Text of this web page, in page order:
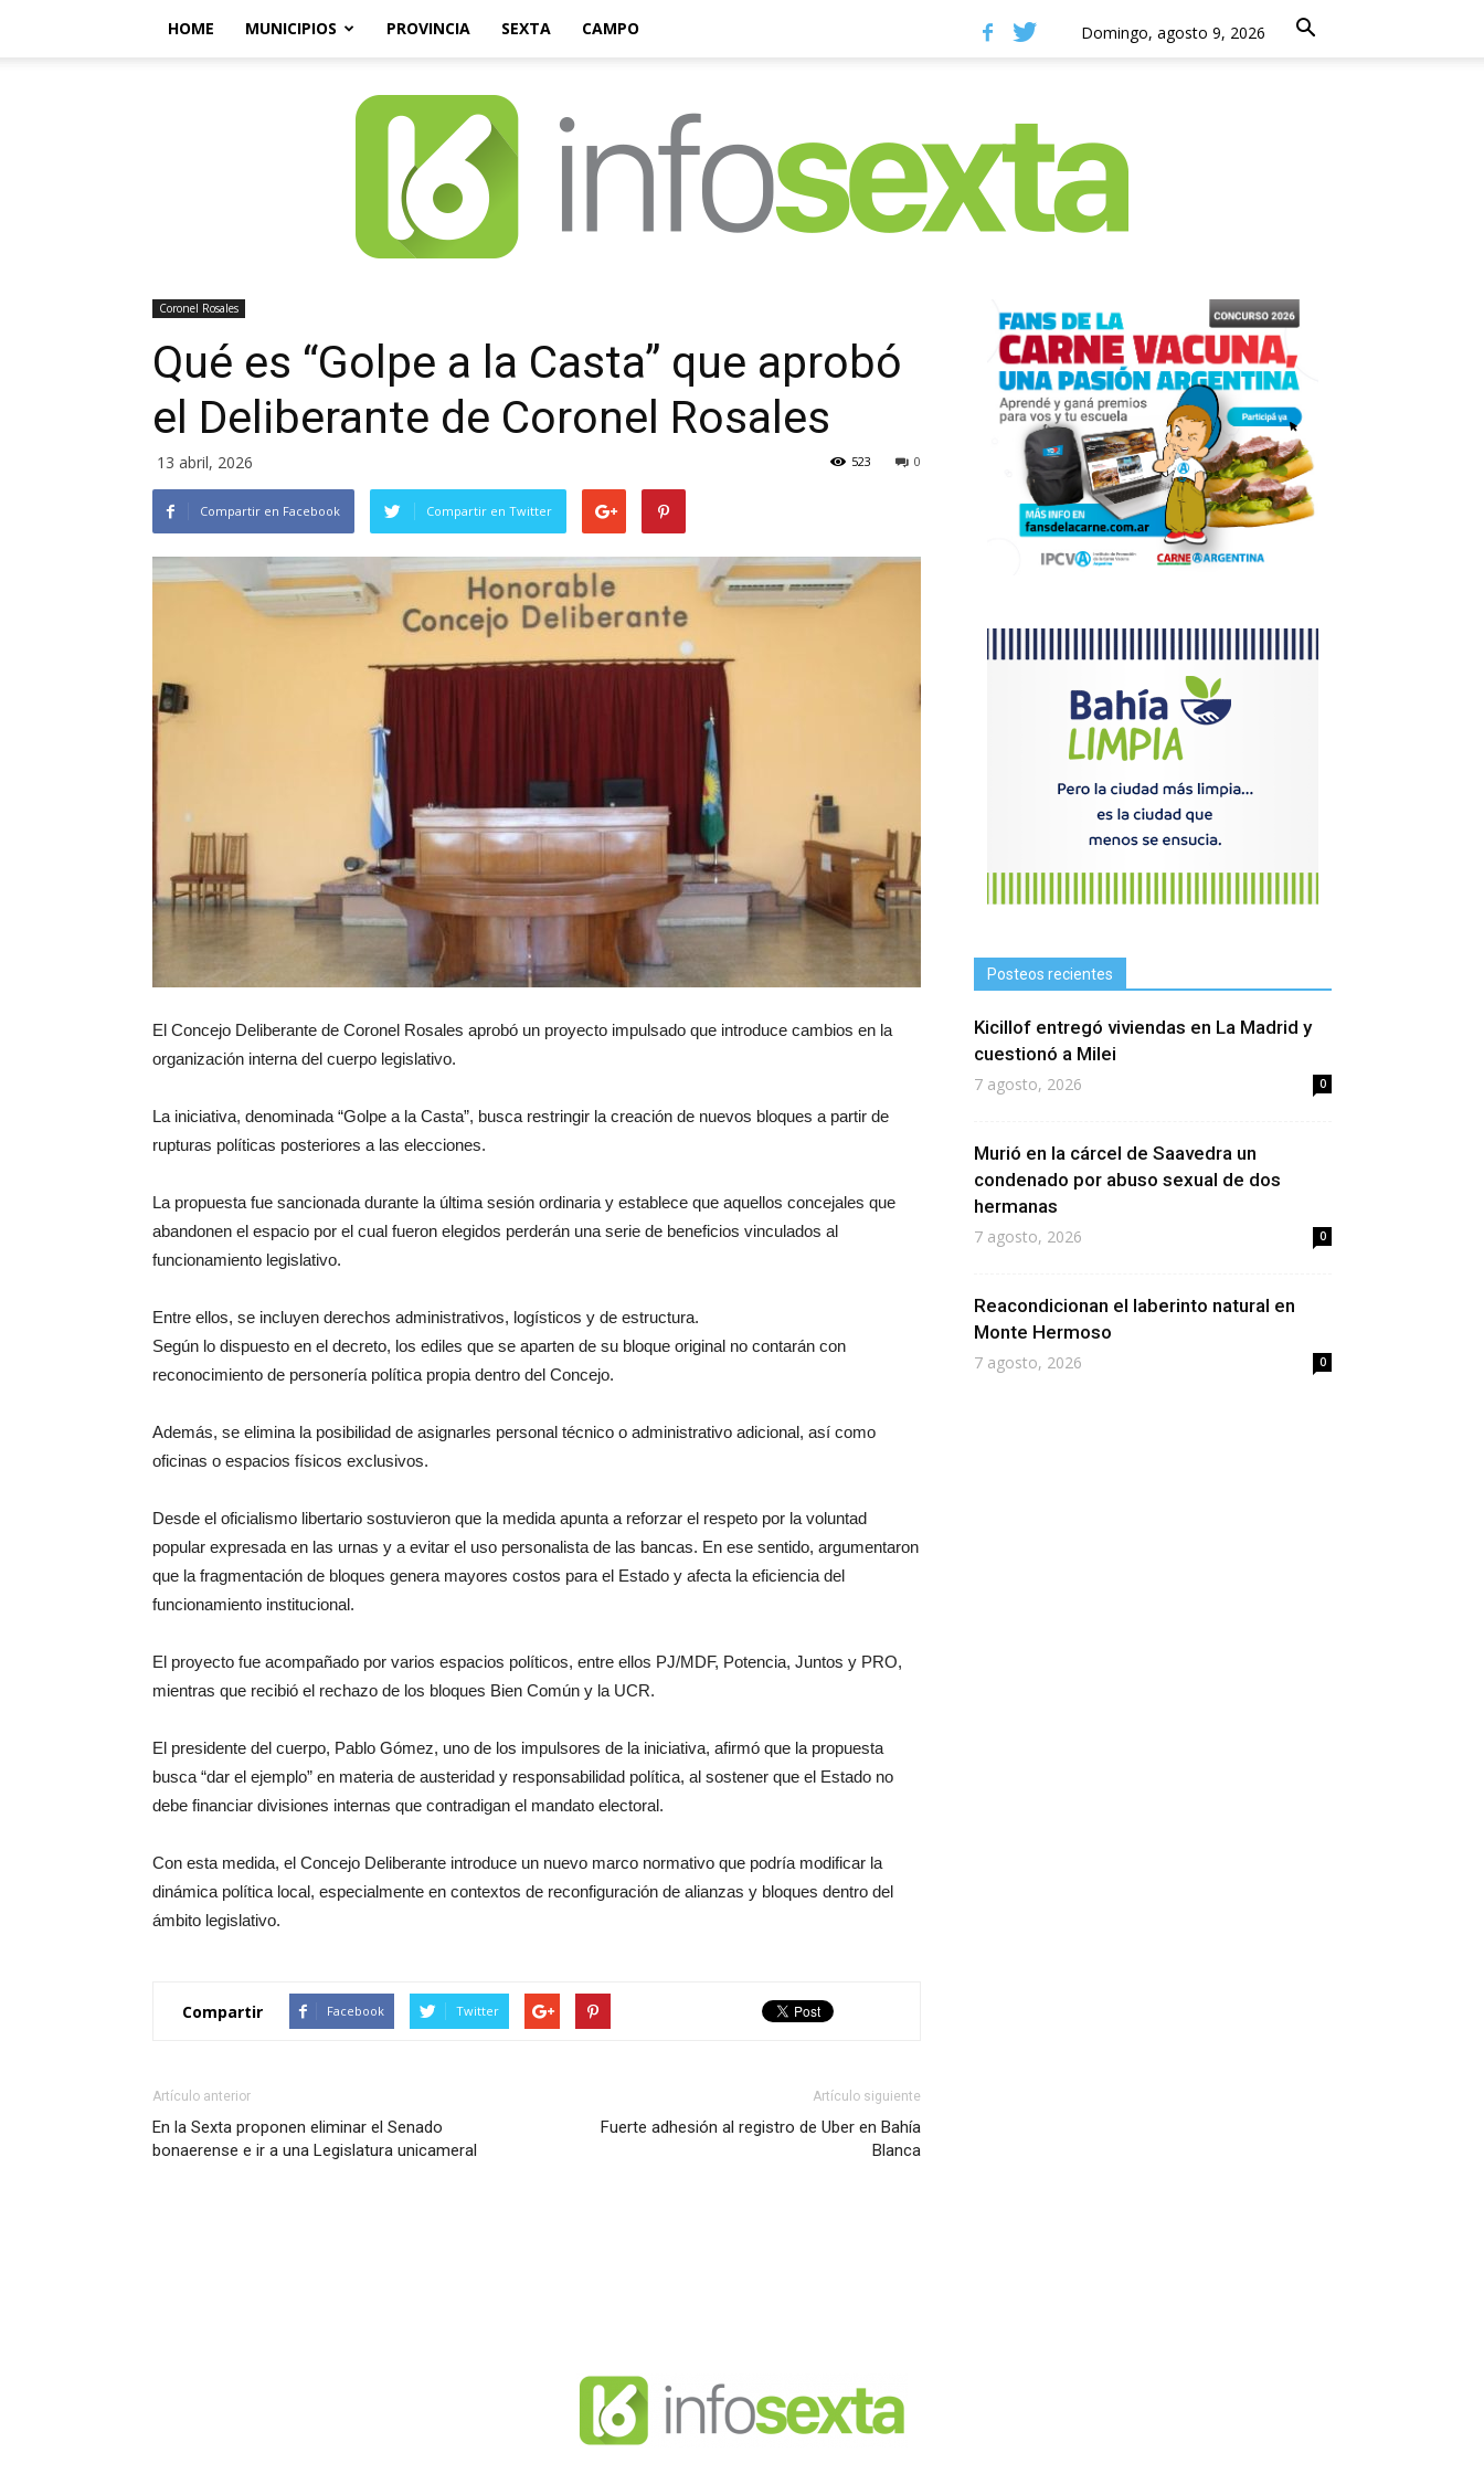
HOME MUNICIPIOS PROVINCIA SEXTA CAMPO Domingo, agosto 9, 2026
Coronel Rosales
Qué es “Golpe a la Casta” que aprobó
el Deliberante de Coronel Rosales
13 abril, 2026 0
523
Compartir en Facebook Compartir en Twitter
El Concejo Deliberante de Coronel Rosales aprobó un proyecto impulsado que introduce cambios en la
organización interna del cuerpo legislativo.
La iniciativa, denominada “Golpe a la Casta”, busca restringir la creación de nuevos bloques a partir de
rupturas políticas posteriores a las elecciones.
La propuesta fue sancionada durante la última sesión ordinaria y establece que aquellos concejales que
abandonen el espacio por el cual fueron elegidos perderán una serie de beneficios vinculados al
funcionamiento legislativo.
Entre ellos, se incluyen derechos administrativos, logísticos y de estructura.
Según lo dispuesto en el decreto, los ediles que se aparten de su bloque original no contarán con
reconocimiento de personería política propia dentro del Concejo.
Además, se elimina la posibilidad de asignarles personal técnico o administrativo adicional, así como
oficinas o espacios físicos exclusivos.
Desde el oficialismo libertario sostuvieron que la medida apunta a reforzar el respeto por la voluntad
popular expresada en las urnas y a evitar el uso personalista de las bancas. En ese sentido, argumentaron
que la fragmentación de bloques genera mayores costos para el Estado y afecta la eficiencia del
funcionamiento institucional.
El proyecto fue acompañado por varios espacios políticos, entre ellos PJ/MDF, Potencia, Juntos y PRO,
mientras que recibió el rechazo de los bloques Bien Común y la UCR.
El presidente del cuerpo, Pablo Gómez, uno de los impulsores de la iniciativa, afirmó que la propuesta
busca “dar el ejemplo” en materia de austeridad y responsabilidad política, al sostener que el Estado no
debe financiar divisiones internas que contradigan el mandato electoral.
Con esta medida, el Concejo Deliberante introduce un nuevo marco normativo que podría modificar la
dinámica política local, especialmente en contextos de reconfiguración de alianzas y bloques dentro del
ámbito legislativo.
Compartir Facebook Twitter
Artículo anterior
En la Sexta proponen eliminar el Senado
bonaerense e ir a una Legislatura unicameral
Artículo siguiente
Fuerte adhesión al registro de Uber en Bahía
Blanca
Posteos recientes
Kicillof entregó viviendas en La Madrid y
cuestionó a Milei
7 agosto, 2026 0
Murió en la cárcel de Saavedra un
condenado por abuso sexual de dos
hermanas
7 agosto, 2026 0
Reacondicionan el laberinto natural en
Monte Hermoso
7 agosto, 2026 0